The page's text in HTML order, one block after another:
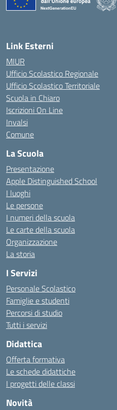
Link Esterni
MIUR
Ufficio Scolastico Regionale
Ufficio Scolastico Territoriale
Scuola in Chiaro
Iscrizioni On Line
Invalsi
Comune
La Scuola
Presentazione
Apple Distinguished School
I luoghi
Le persone
I numeri della scuola
Le carte della scuola
Organizzazione
La storia
I Servizi
Personale Scolastico
Famiglie e studenti
Percorsi di studio
Tutti i servizi
Didattica
Offerta formativa
Le schede didattiche
I progetti delle classi
Novità